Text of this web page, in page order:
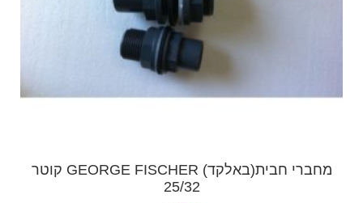
מחברי חבית(באלקד) GEORGE FISCHER קוטר
25/32